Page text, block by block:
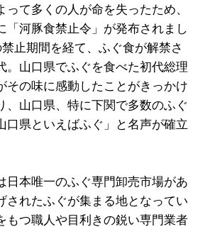
って多くの人が命を失ったため、
「河豚食禁止令」が発布されまし
止期間を経て、ふぐ食が解禁さ
。山口県でふぐを食べた初代総理
その味に感動したことがきっかけ
、山口県、特に下関で多数のふぐ
口県といえばふぐ」と名声が確立
日本唯一のふぐ専門卸売市場があ
されたふぐが集まる地となってい
もつ職人や目利きの鋭い専門業者